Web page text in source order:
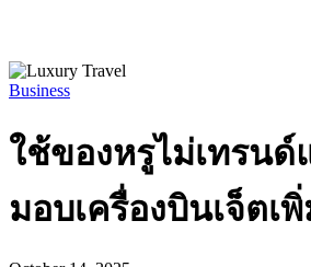
Business
ใช้ของหรูไม่เทรนด์
มอบเครื่องบินเจ็ตเ